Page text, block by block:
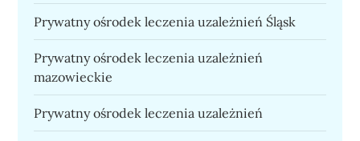
Prywatny ośrodek leczenia uzależnień Śląsk
Prywatny ośrodek leczenia uzależnień
mazowieckie
Prywatny ośrodek leczenia uzależnień